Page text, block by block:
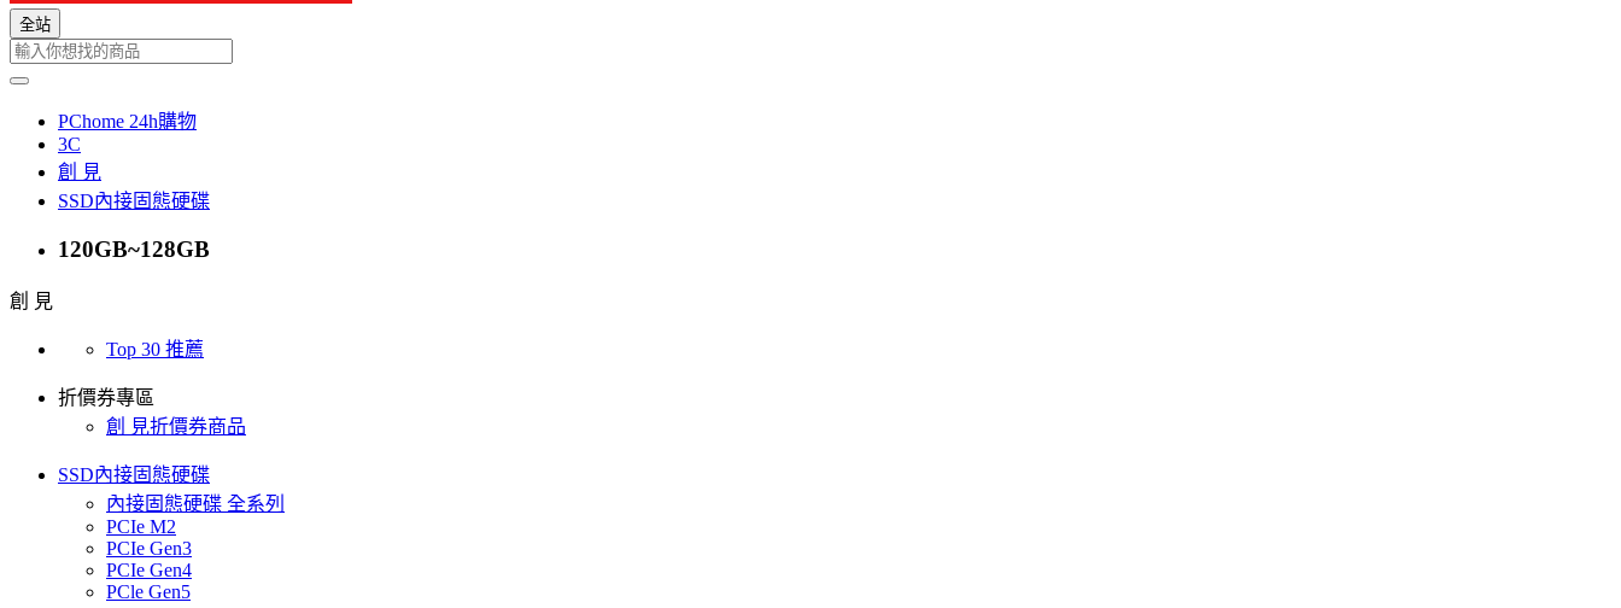
全站
PChome 24h購物
3C
創 見
SSD內接固態硬碟
120GB~128GB
創 見
Top 30 推薦
折價券專區
創 見折價券商品
SSD內接固態硬碟
內接固態硬碟 全系列
PCIe M2
PCIe Gen3
PCIe Gen4
PCle Gen5